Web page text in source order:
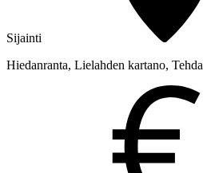
Sijainti
Hiedanranta, Lielahden kartano,